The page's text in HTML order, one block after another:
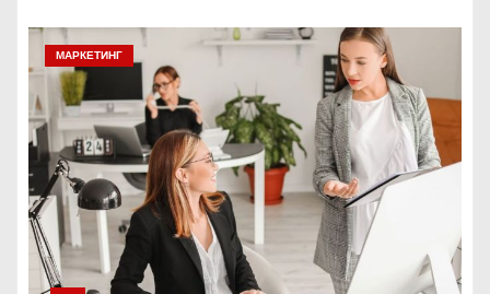
МАРКЕТИНГ